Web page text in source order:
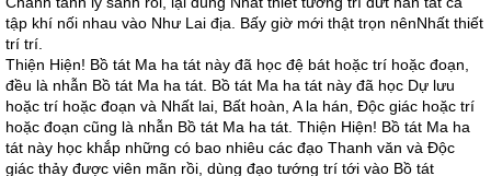
tập khí nối nhau vào Như Lai địa. Bấy giờ mới thật trọn nênNhất thiết
trí trí.
Thiện Hiện! Bồ tát Ma ha tát này đã học đệ bát hoặc trí hoặc đoạn,
đều là nhẫn Bồ tát Ma ha tát. Bồ tát Ma ha tát này đã học Dự lưu
hoặc trí hoặc đoạn và Nhất lai, Bất hoàn, A la hán, Độc giác hoặc trí
hoặc đoạn cũng là nhẫn Bồ tát Ma ha tát. Thiện Hiện! Bồ tát Ma ha
tát này học khắp những có bao nhiêu các đạo Thanh văn và Độc
giác thảy được viên mãn rồi, dùng đạo tướng trí tới vào Bồ tát